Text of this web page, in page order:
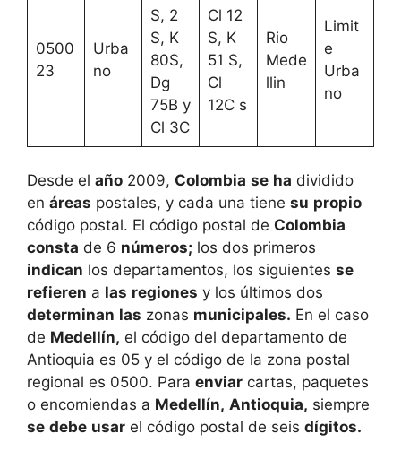
0500
23
Urba
no
S, 2
S, K
80S,
Dg
75B y
Cl 3C
Cl 12
S, K
51 S,
Cl
12C s
Rio
Mede
llin
Limit
e
Urba
no
Desde el año 2009, Colombia se ha dividido
en áreas postales, y cada una tiene su propio
código postal. El código postal de Colombia
consta de 6 números; los dos primeros
indican los departamentos, los siguientes se
refieren a las regiones y los últimos dos
determinan las zonas municipales. En el caso
de Medellín, el código del departamento de
Antioquia es 05 y el código de la zona postal
regional es 0500. Para enviar cartas, paquetes
o encomiendas a Medellín, Antioquia, siempre
se debe usar el código postal de seis dígitos.